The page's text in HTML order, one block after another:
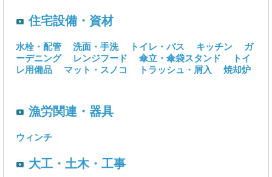
住宅設備・資材
水栓・配管 洗面・手洗 トイレ・バス キッチン
ガ
ーデニング
レンジフード 傘立・傘袋スタンド
トイ
レ用備品
マット・スノコ トラッシュ・屑入 焼却炉
漁労関連・器具
ウィンチ
大工・土木・工事